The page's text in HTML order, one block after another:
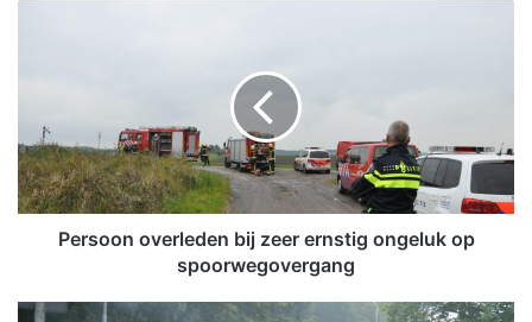
n
o
v
e
Persoon overleden bij zeer ernstig ongeluk op
spoorwegovergang
U